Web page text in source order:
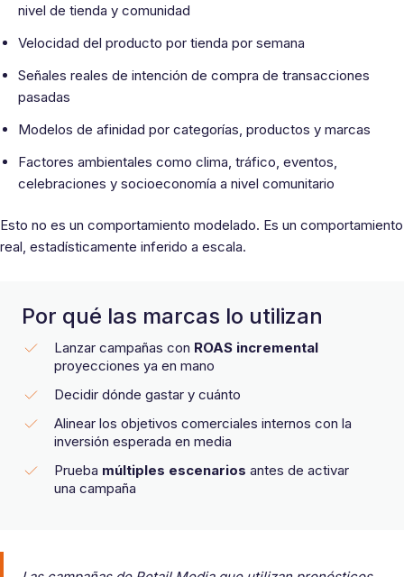
nivel de tienda y comunidad
Velocidad del producto por tienda por semana
Señales reales de intención de compra de transacciones
pasadas
Modelos de afinidad por categorías, productos y marcas
Factores ambientales como clima, tráfico, eventos,
celebraciones y socioeconomía a nivel comunitario
Esto no es un comportamiento modelado. Es un comportamiento
real, estadísticamente inferido a escala.
Por qué las marcas lo utilizan
Lanzar campañas con ROAS incremental
proyecciones ya en mano
Decidir dónde gastar y cuánto
Alinear los objetivos comerciales internos con la
inversión esperada en media
Prueba múltiples escenarios antes de activar
una campaña